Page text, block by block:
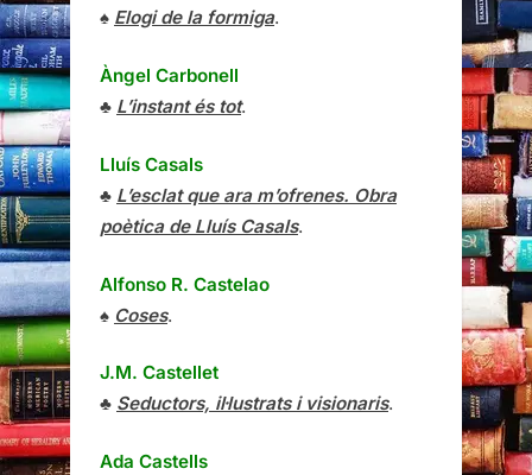
♠ Elogi de la formiga.
Àngel Carbonell
♣ L’instant és tot.
Lluís Casals
♣ L’esclat que ara m’ofrenes. Obra
poètica de Lluís Casals.
Alfonso R. Castelao
♠ Coses.
J.M. Castellet
♣ Seductors, il·lustrats i visionaris.
Ada Castells